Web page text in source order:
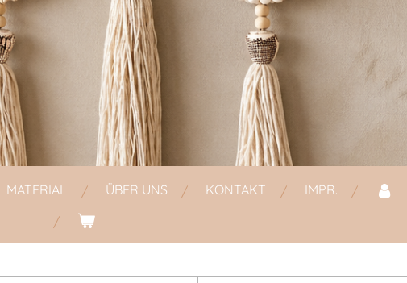
MATERIAL ÜBER UNS KONTAKT IMPR.